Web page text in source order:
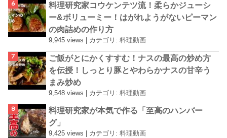
料理研究家コウケンテツ流！柔らかジューシ
ー&ボリューミー！はがれようがないピーマン
の肉詰めの作り方
9,945 views カテゴリ:料理動画
ご飯がとにかくすすむ！ナスの最高の炒め方
を伝授！しっとり豚とやわらかナスの甘辛う
まみ炒め
9,548 views | カテゴリ:料理動画
料理研究家が本気で作る「至高のハンバー
グ」
9,425 views カテゴリ:料理動画